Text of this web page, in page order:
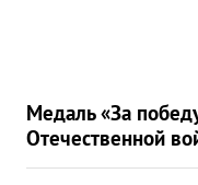
фронте, что
Своевременно
Медаль «За
Отечественной